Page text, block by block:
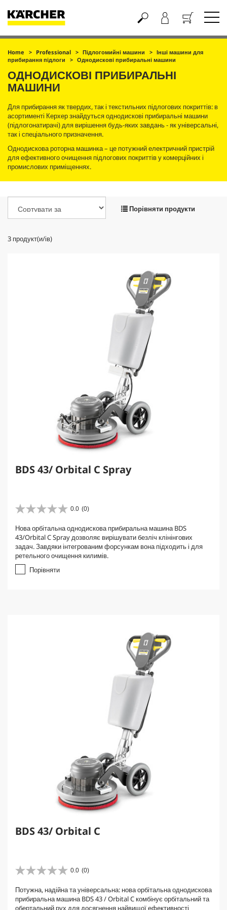
Кошик
Home Professional Підлогомийні машини
Інші машини для
прибирання підлоги
Однодискові прибиральні машини
ОДНОДИСКОВІ ПРИБИРАЛЬНІ
МАШИНИ
Для прибирання як твердих, так і текстильних підлогових покриттів: в
асортименті Керхер знайдуться однодискові прибиральні машини
(підлогонатирачі) для вирішення будь-яких завдань - як універсальні,
так і спеціального призначення.
Однодискова роторна машинка – це потужний електричний пристрій
для ефективного очищення підлогових покриттів у комерційних і
промислових приміщеннях.
Порівняти продукти
3 продукт(и/ів)
BDS 43/ Orbital C Spray
0.0 (0)
0
0
з
5
з
р
Нова орбітальна однодискова прибиральна машина BDS
43/Orbital C Spray дозволяє вирішувати безліч клінінгових
задач. Завдяки інтегрованим форсункам вона підходить і для
ретельного очищення килимів.
Порівняти
BDS 43/ Orbital C
0.0 (0)
0
0
з
Потужна, надійна та універсальна: нова орбітальна однодискова
прибиральна машина BDS 43 / Orbital C комбінує орбітальний та
обертальний рух для досягнення найвищої ефективності